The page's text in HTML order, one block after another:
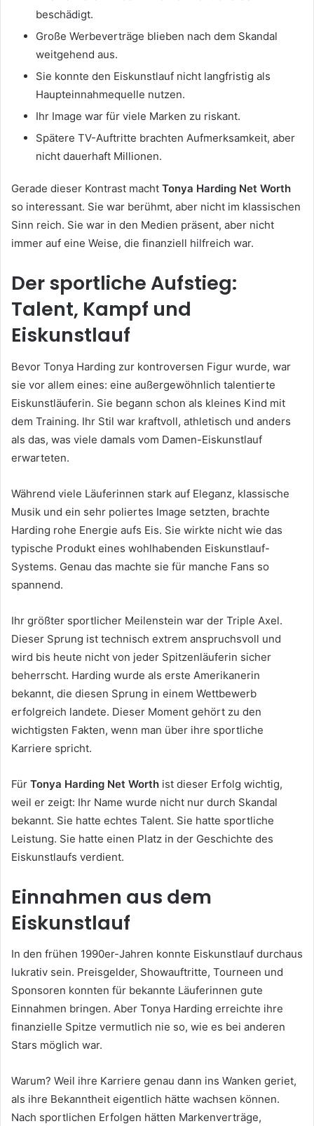
beschädigt.
Große Werbeverträge blieben nach dem Skandal
weitgehend aus.
Sie konnte den Eiskunstlauf nicht langfristig als
Haupteinnahmequelle nutzen.
Ihr Image war für viele Marken zu riskant.
Spätere TV-Auftritte brachten Aufmerksamkeit, aber
nicht dauerhaft Millionen.
Gerade dieser Kontrast macht Tonya Harding Net Worth
so interessant. Sie war berühmt, aber nicht im klassischen
Sinn reich. Sie war in den Medien präsent, aber nicht
immer auf eine Weise, die finanziell hilfreich war.
Der sportliche Aufstieg:
Talent, Kampf und
Eiskunstlauf
Bevor Tonya Harding zur kontroversen Figur wurde, war
sie vor allem eines: eine außergewöhnlich talentierte
Eiskunstläuferin. Sie begann schon als kleines Kind mit
dem Training. Ihr Stil war kraftvoll, athletisch und anders
als das, was viele damals vom Damen-Eiskunstlauf
erwarteten.
Während viele Läuferinnen stark auf Eleganz, klassische
Musik und ein sehr poliertes Image setzten, brachte
Harding rohe Energie aufs Eis. Sie wirkte nicht wie das
typische Produkt eines wohlhabenden Eiskunstlauf-
Systems. Genau das machte sie für manche Fans so
spannend.
Ihr größter sportlicher Meilenstein war der Triple Axel.
Dieser Sprung ist technisch extrem anspruchsvoll und
wird bis heute nicht von jeder Spitzenläuferin sicher
beherrscht. Harding wurde als erste Amerikanerin
bekannt, die diesen Sprung in einem Wettbewerb
erfolgreich landete. Dieser Moment gehört zu den
wichtigsten Fakten, wenn man über ihre sportliche
Karriere spricht.
Für Tonya Harding Net Worth ist dieser Erfolg wichtig,
weil er zeigt: Ihr Name wurde nicht nur durch Skandal
bekannt. Sie hatte echtes Talent. Sie hatte sportliche
Leistung. Sie hatte einen Platz in der Geschichte des
Eiskunstlaufs verdient.
Einnahmen aus dem
Eiskunstlauf
In den frühen 1990er-Jahren konnte Eiskunstlauf durchaus
lukrativ sein. Preisgelder, Showauftritte, Tourneen und
Sponsoren konnten für bekannte Läuferinnen gute
Einnahmen bringen. Aber Tonya Harding erreichte ihre
finanzielle Spitze vermutlich nie so, wie es bei anderen
Stars möglich war.
Warum? Weil ihre Karriere genau dann ins Wanken geriet,
als ihre Bekanntheit eigentlich hätte wachsen können.
Nach sportlichen Erfolgen hätten Markenverträge,